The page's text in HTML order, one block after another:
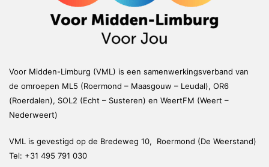
Voor Midden-Limburg (VML) is een samenwerkingsverband van
de omroepen ML5 (Roermond – Maasgouw – Leudal), OR6
(Roerdalen), SOL2 (Echt – Susteren) en WeertFM (Weert –
Nederweert)
VML is gevestigd op de Bredeweg 10, Roermond (De Weerstand)
Tel: +31 495 791 030